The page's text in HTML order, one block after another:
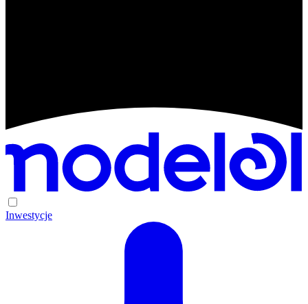
Inwestycje